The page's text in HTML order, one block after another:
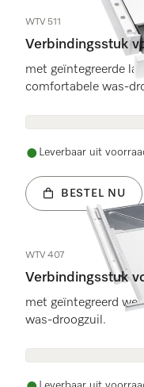
WTV 511
Verbindingsstuk
met geïntegreerde
comfortabele was-
Leverbaar uit
BESTEL NU
WTV 407
Verbindingsstuk
met geïntegreerd
was-droogzuil.